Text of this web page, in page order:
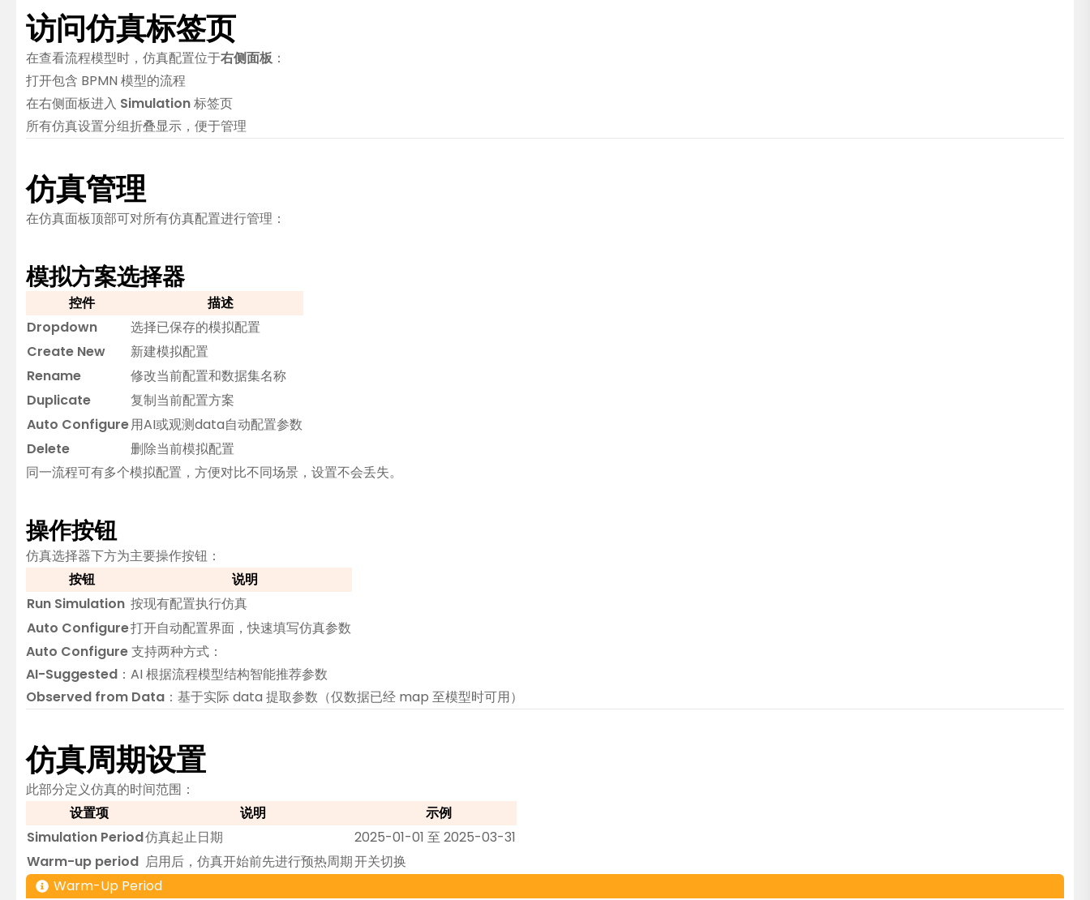
访问仿真标签页
在查看流程模型时，仿真配置位于右侧面板 ：
打开包含 BPMN 模型的流程
在右侧面板进入 Simulation标签页
所有仿真设置分组折叠显示，便于管理
仿真管理
在仿真面板顶部可对所有仿真配置进行管理：
模拟方案选择器
控件
描述
Dropdown
选择已保存的模拟配置
Create New
新建模拟配置
Rename
修改当前配置和数据集名称
Duplicate
复制当前配置方案
Auto Configure用AI或观测data自动配置参数
Delete
删除当前模拟配置
同一流程可有多个模拟配置，方便对比不同场景，设置不会丢失。
操作按钮
仿真选择器下方为主要操作按钮：
按钮
说明
Run Simulation 按现有配置执行仿真
Auto Configure打开自动配置界面，快速填写仿真参数
Auto Configure支持两种方式：
AI-Suggested ：AI 根据流程模型结构智能推荐参数
Observed from Data ：基于实际 data 提取参数（仅数据已经 map 至模型时可用）
仿真周期设置
此部分定义仿真的时间范围：
设置项
说明
示例
Simulation Period仿真起止日期
2025-01-01 至 2025-03-31
Warm-up period 启用后，仿真开始前先进行预热周期开关切换
Warm-Up Period